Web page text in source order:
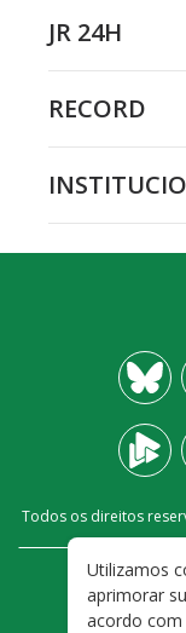
JR 24H
RECORD
Todos os direitos
Utilizamos
aprimorar
acordo com